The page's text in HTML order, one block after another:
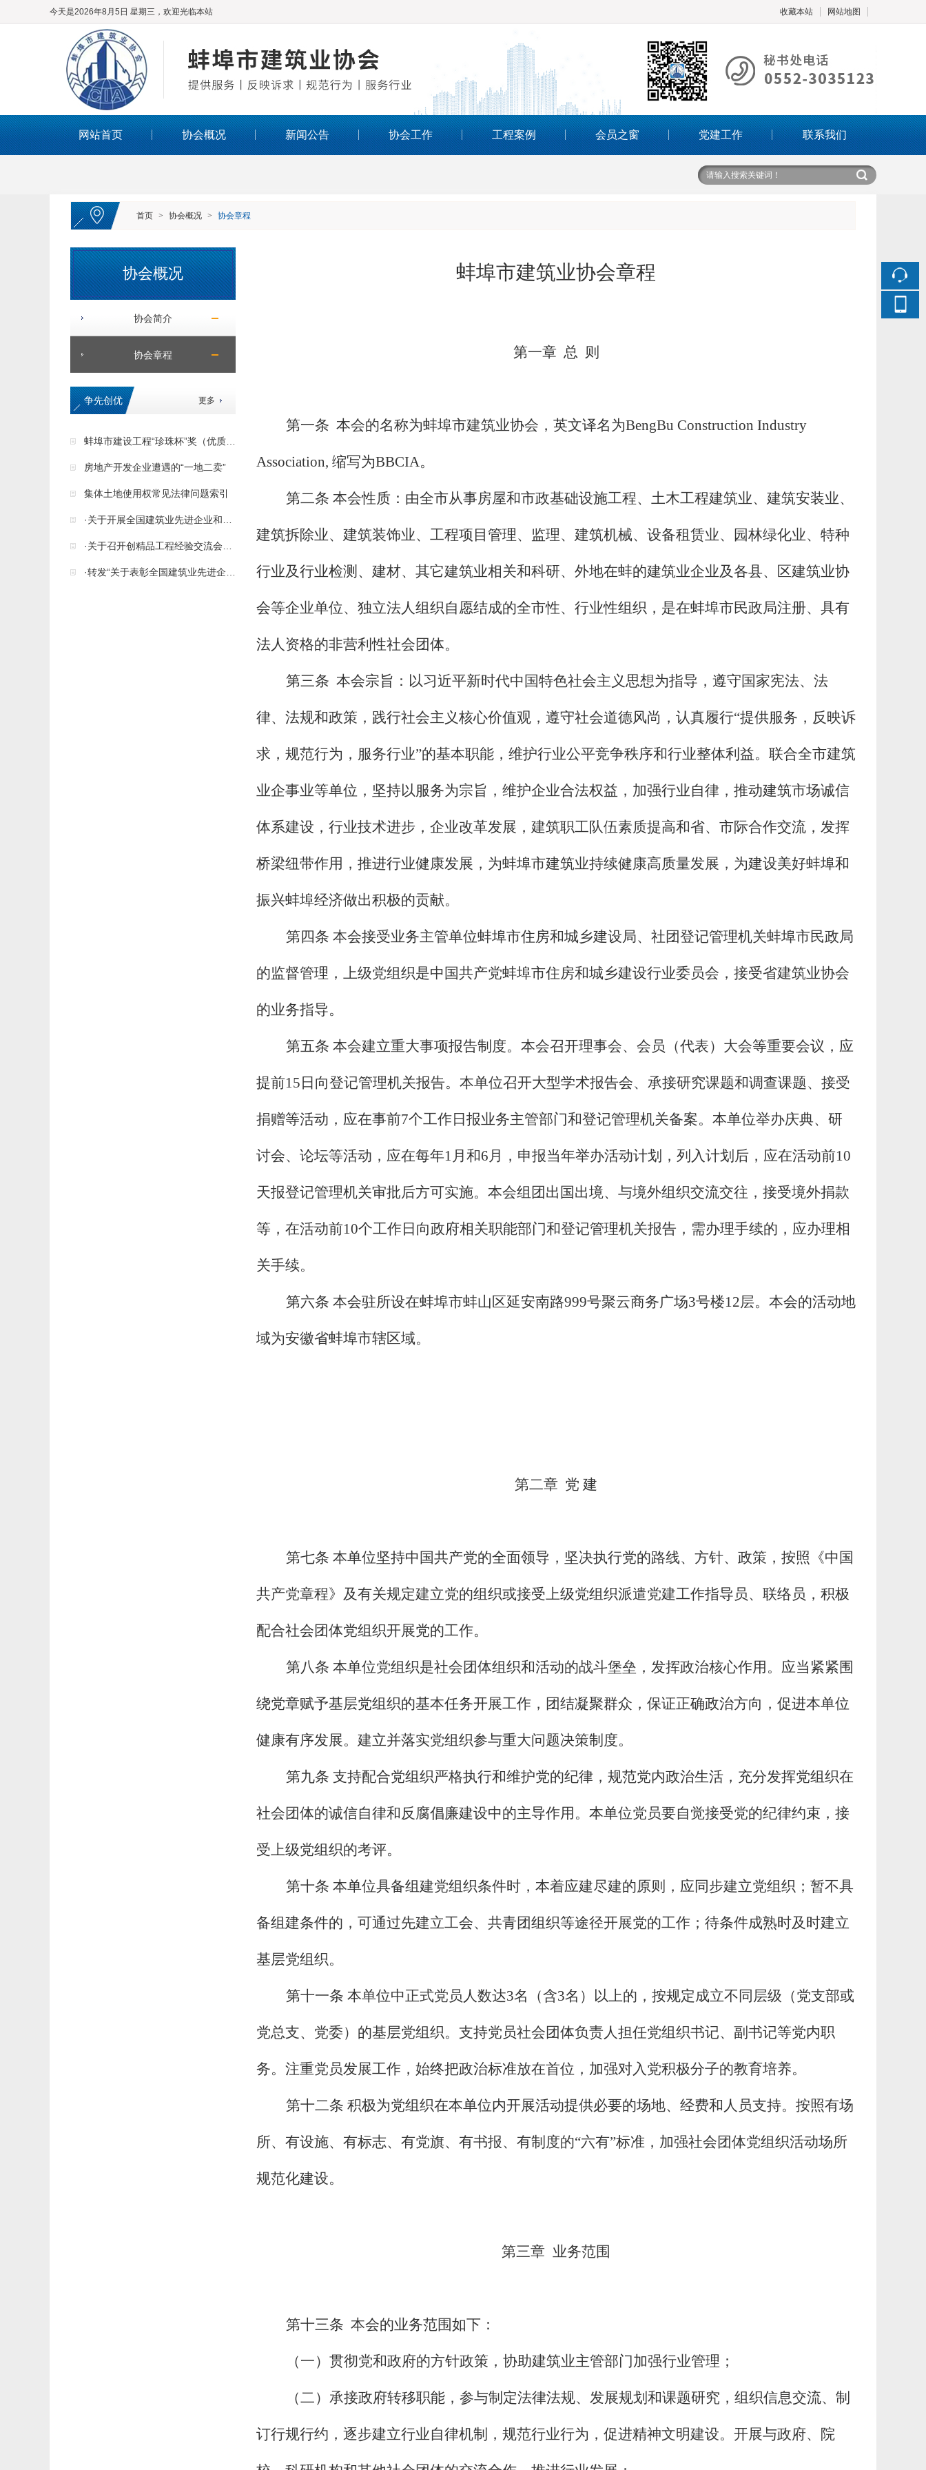
今天是2026年8月5日 星期三，欢迎光临本站 收藏本站 网站地图
网站首页 协会概况 新闻公告 协会工作 工程案例 会员之窗 党建工作 联系我们
首页 > 协会概况 > 协会章程
协会概况
协会简介
协会章程
更多
争先创优
蚌埠市建设工程“珍珠杯”奖（优质工程）申报
房地产开发企业遭遇的“一地二卖”
集体土地使用权常见法律问题索引
·关于开展全国建筑业先进企业和先进工作者表彰活动的通知
·关于召开创精品工程经验交流会的通知
·转发“关于表彰全国建筑业先进企业、优秀企业家和优秀总工程师的决定”
蚌埠市建筑业协会章程
第一章 总 则
第一条 本会的名称为蚌埠市建筑业协会，英文译名为BengBu Construction Industry
Association, 缩写为BBCIA。
第二条 本会性质：由全市从事房屋和市政基础设施工程、土木工程建筑业、建筑安装业、
建筑拆除业、建筑装饰业、工程项目管理、监理、建筑机械、设备租赁业、园林绿化业、特种
行业及行业检测、建材、其它建筑业相关和科研、 外地在蚌的建筑业企业及各县、区建筑业协
会等企业单位、独立法人组织自愿结成的全市性、行业性组织，是在蚌埠市民政局注册、具有
法人资格的非营利性社会团体。
第三条 本会宗旨： 以习近平新时代中国特色社会主义思想为指导， 遵守国家宪法、法
律、法规和政策，践行社会主义核心价值观，遵守社会道德风尚，认真履行“提供服务，反映诉
求，规范行为，服务行业”的基本职能，维护行业公平竞争秩序和行业整体利益。联合全市建筑
业企事业等单位，坚持以服务为宗旨，维护企业合法权益，加强行业自律，推动建筑市场诚信
体系建设，行业技术进步，企业改革发展，建筑职工队伍素质提高和省、市际合作交流，发挥
桥梁纽带作用，推进行业健康发展，为蚌埠市建筑业持续健康高质量发展，为建设美好蚌埠和
振兴蚌埠经济做出积极的贡献。
第四条 本会接受业务主管单位蚌埠市住房和城乡建设局、社团登记管理机关蚌埠市民政局
的监督管理，上级党组织是中国共产党蚌埠市住房和城乡建设行业委员会 ，接受省建筑业协会
的业务指导。
第五条 本会建立重大事项报告制度。本会召开理事会、会员（代表）大会等重要会议，应
提前15 日向登记管理机关报告。本单位召开大型学术报告会、承接研究课题和调查课题、接受
捐赠等活动，应在事前7个工作日报业务主管部门和登记管理机关备案。本单位举办庆典、研
讨会、论坛等活动，应在每年1月和6月，申报当年举办活动计划，列入计划后，应在活动前10
天报登记管理机关审批后方可实施。本会组团出国出境、与境外组织交流交往，接受境外捐款
等，在活动前10个工作日向政府相关职能部门和登记管理机关报告，需办理手续的，应办理相
关手续。
第六条 本会驻所设在蚌埠市蚌山区延安南路999号聚云商务广场3号楼12层。本会的活动地
域为安徽省蚌埠市辖区域。
第二章 党 建
第七条 本单位坚持中国共产党的全面领导， 坚决执行党的路线、方针、政策，按照《中国
共产党章程》及有关规定建立党的组织或接受上级党组织派遣党建工作指导员、联络员，积极
配合社会团体党组织开展党的工作。
第八条 本单位党组织是社会团体组织和活动的战斗堡垒，发挥政治核心作用。应当紧紧围
绕党章赋予基层党组织的基本任务开展工作，团结凝聚群众，保证正确政治方向，促进本单位
健康有序发展。建立并落实党组织参与重大问题决策制度。
第九条 支持配合党组织严格执行和维护党的纪律，规范党内政治生活，充分发挥党组织在
社会团体的诚信自律和反腐倡廉建设中的主导作用。本单位党员要自觉接受党的纪律约束，接
受上级党组织的考评。
第十条 本单位具备组建党组织条件时，本着应建尽建的原则，应同步建立党组织；暂不具
备组建条件的，可通过先建立工会、共青团组织等途径开展党的工作；待条件成熟时及时建立
基层党组织。
第十一条 本单位中正式党员人数达3名（含3名）以上的，按规定成立不同层级（党支部或
党总支、党委）的基层党组织。支持党员社会团体负责人担任党组织书记、副书记等党内职
务。注重党员发展工作，始终把政治标准放在首位，加强对入党积极分子的教育培养。
第十二条 积极为党组织在本单位内开展活动提供必要的场地、经费和人员支持。按照有场
所、有设施、有标志、有党旗、有书报、有制度的“六有”标准，加强社会团体党组织活动场所
规范化建设。
第三章 业务范围
第十三条 本会的业务范围如下：
（一） 贯彻党和政府的方针政策，协助建筑业主管部门加强行业管理；
（二） 承接政府转移职能，参与制定法律法规、发展规划和课题研究，组织信息交流、制
订行规行约，逐步建立行业自律机制，规范行业行为，促进精神文明建设。开展与政府、院